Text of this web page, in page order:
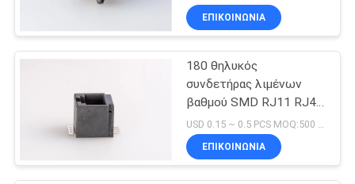
ΕΠΙΚΟΙΝΩΝΊΑ
180 θηλυκός
συνδετήρας λιμένων
βαθμού SMD RJ11 RJ45
Jack 6P6C
μορφωματικός Jack
ενιαίος
ΕΠΙΚΟΙΝΩΝΊΑ